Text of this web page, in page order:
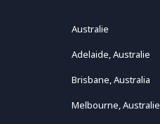
Australie
Adelaide, Australie
Brisbane, Australia
Melbourne, Australie